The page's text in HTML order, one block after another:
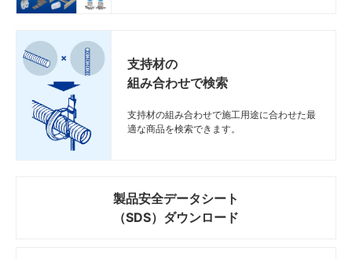
支持材の
組み合わせで検索
支持材の組み合わせで施工用途に合わせた最
適な商品を検索できます。
製品安全データシート
（SDS）ダウンロード